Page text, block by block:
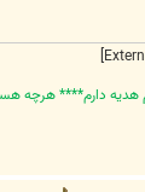
هديه دارم**** هرچه